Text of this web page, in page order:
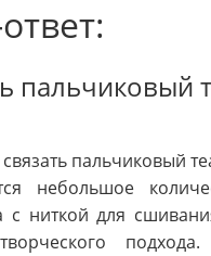
пальчиковый
пальчиковый
небольшое
с ниткой для